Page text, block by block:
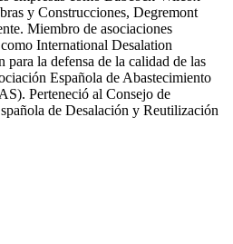
y Construcciones, Degremont
Miembro de asociaciones
International Desalation
la defensa de la calidad de las
Española de Abastecimiento
Perteneció al Consejo de
de Desalación y Reutilización